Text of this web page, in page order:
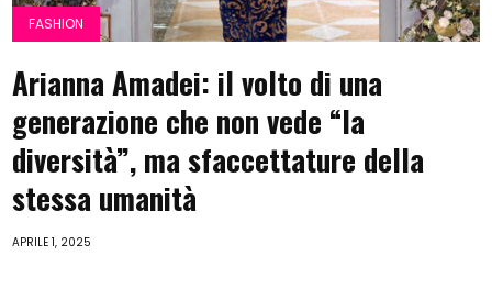
FASHION
Arianna Amadei: il volto di una
generazione che non vede “la
diversità”, ma sfaccettature della
stessa umanità
APRILE 1, 2025